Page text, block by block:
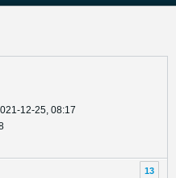
12-25, 08:17
13